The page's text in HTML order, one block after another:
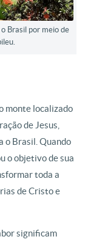
Brasil por meio de
monte localizado
de Jesus,
o Brasil. Quando
o objetivo de sua
toda a
de Cristo e
significam